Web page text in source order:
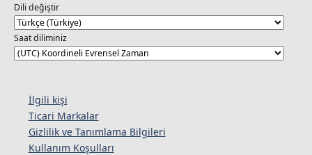
Dili değiştir
Saat diliminiz
İlgili kişi
Ticari Markalar
Gizlilik ve Tanımlama Bilgileri
Kullanım Koşulları